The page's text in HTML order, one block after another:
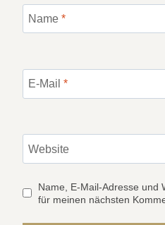
Name *
E-Mail *
Website
Name, E-Mail-Adresse und
für meinen nächsten